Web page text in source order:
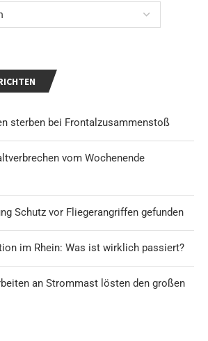
sterben bei Frontalzusammenstoß
vom Wochenende
Schutz vor Fliegerangriffen gefunden
im Rhein: Was ist wirklich passiert?
an Strommast lösten den großen